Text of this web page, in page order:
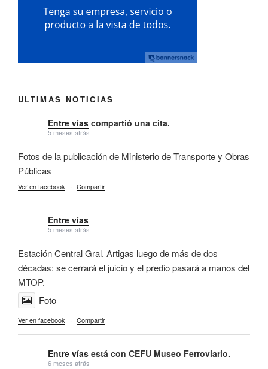
ULTIMAS NOTICIAS
Entre vías compartió una cita.
5 meses atrás
Fotos de la publicación de Ministerio de Transporte y Obras
Públicas
Ver en facebook · Compartir
Entre vías
5 meses atrás
Estación Central Gral. Artigas luego de más de dos
décadas: se cerrará el juicio y el predio pasará a manos del
MTOP.
Foto
Ver en facebook · Compartir
Entre vías está con CEFU Museo Ferroviario.
6 meses atrás